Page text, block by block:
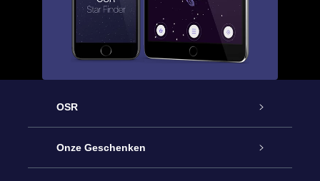
OSR
Service
Onze Geschenken